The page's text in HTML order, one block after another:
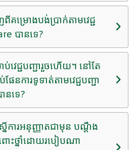
ពីគម្រោងបង់ប្រាក់តាមវេជ្ជ
បានទេ?
ប់វេជ្ជបញ្ជារួចហើយ។ នៅតែ
នការទូទាត់តាមវេជ្ជបញ្ជា
នទេ?
ើការអនុញ្ញាតជាមុន បណ្តឹង
ោះថ្នាំដោយរបៀបណា